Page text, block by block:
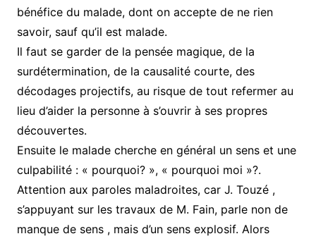
bénéfice du malade, dont on accepte de ne rien
savoir, sauf qu’il est malade.
Il faut se garder de la pensée magique, de la
surdétermination, de la causalité courte, des
décodages projectifs, au risque de tout refermer au
lieu d’aider la personne à s’ouvrir à ses propres
découvertes.
Ensuite le malade cherche en général un sens et une
culpabilité : « pourquoi? », « pourquoi moi »?.
Attention aux paroles maladroites, car J. Touzé ,
s’appuyant sur les travaux de M. Fain, parle non de
manque de sens , mais d’un sens explosif. Alors